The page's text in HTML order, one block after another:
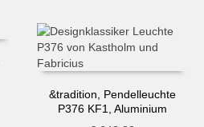
&tradition, Pendelleuchte
P376 KF1, Aluminium